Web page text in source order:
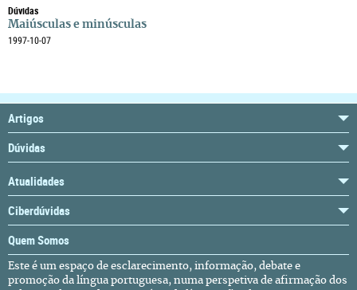
Dúvidas
Maiúsculas e minúsculas
1997-10-07
Artigos
Dúvidas
Atualidades
Ciberdúvidas
Quem Somos
Este é um espaço de esclarecimento, informação, debate e
promoção da língua portuguesa, numa perspetiva de afirmação dos